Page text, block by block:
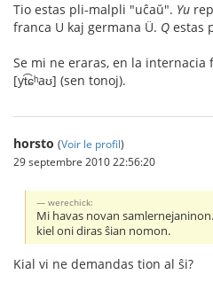
Tio estas pli-malpli "uĉaŭ". Yu
franca U kaj germana Ü. Q estas
Se mi ne eraras, en la internacia
[yt͡ɕʰaʊ] (sen tonoj).
horsto (Voir le profil)
29 septembre 2010 22:56:20
werechick:
Mi havas novan
kiel oni diras ŝian nomon.
Kial vi ne demandas tion al ŝi?